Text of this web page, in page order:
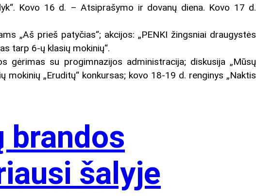
Kovo 16 d. – Atsiprašymo ir dovanų diena. Kovo 17 d.
„Aš prieš patyčias“; akcijos: „PENKI žingsniai draugystės
tarp 6-ų klasių mokinių“.
su progimnazijos administracija; diskusija „Mūsų
„Eruditų“ konkursas; kovo 18-19 d. renginys „Naktis
brandos
šalyje